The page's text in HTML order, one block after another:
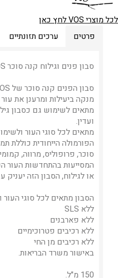
לכל מוצרי VOS לחץ כאן
פרטים
ערכים תזונתיים
סבון פנים וגילוח קנה סוכר VOS.
סבון הפנים קנה סוכר של VOS -
מנקה ביעילות ומרענן את
מתאים לשימוש גם כסבון
ועדין.
מתאים לכל סוגי העור
הפורמולה הייחודית כוללת
סוכר, פרופוליס, מרווה,
המסייעות בהתחדשות העור
או לגילוח, הסבון הזה יעניק
הסבון מתאים לכל סוגי העור
ללא SLS
ללא פארבנים
ללא רכיבים פטרוכימיים
ללא רכיבים מן החי
באישור משרד הבריאות.
150 מ"ל.